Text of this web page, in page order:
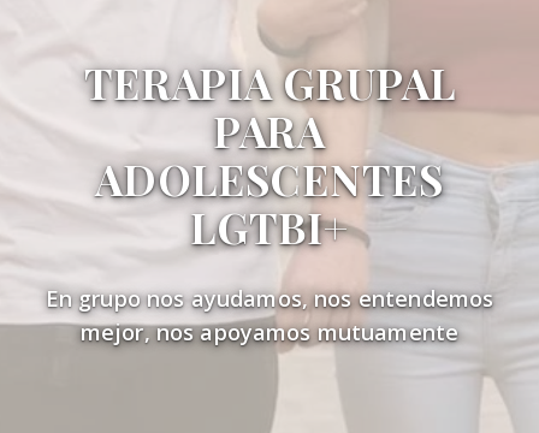
TERAPIA GRUPAL
PARA
ADOLESCENTES
LGTBI+
En grupo nos ayudamos, nos entendemos
mejor, nos apoyamos mutuamente